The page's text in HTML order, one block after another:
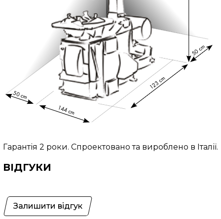
Гарантія 2 роки. Спроектовано та вироблено в Італії.
ВІДГУКИ
Залишити відгук